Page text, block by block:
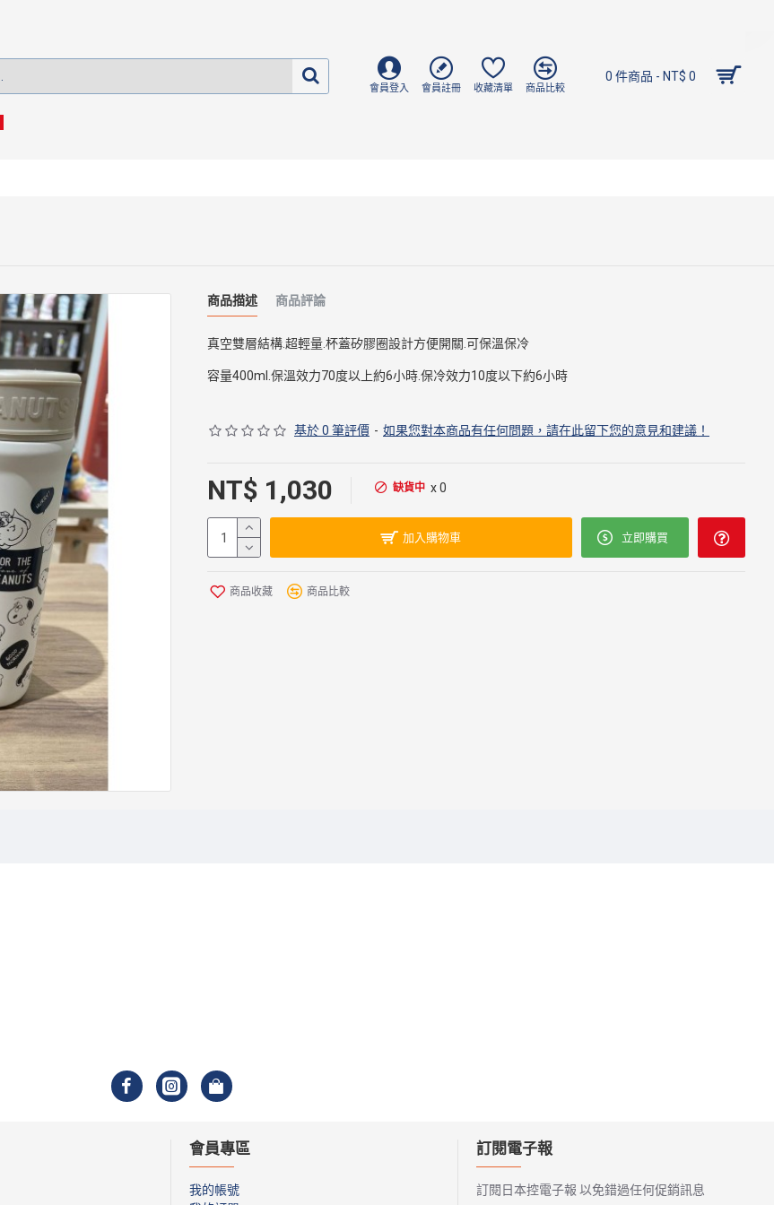
會員登入 會員註冊 收藏清單 商品比較
0 件商品 - NT$ 0
商品描述 商品評論
真空雙層結構.超輕量.杯蓋矽膠圈設計方便開關.可保溫保冷
容量400ml.保溫效力70度以上約6小時.保冷效力10度以下約6小時
基於 0 筆評價 - 如果您對本商品有任何問題，請在此留下您的意見和建議！
NT$ 1,030 缺貨中 x 0
加入購物車 立即購買
商品收藏 商品比較
會員專區
我的帳號
訂閱電子報
訂閱日本控電子報 以免錯過任何促銷訊息